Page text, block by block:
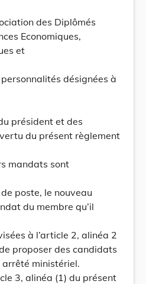
des Diplômés
Economiques,
et
désignées à
président et des
du présent règlement
mandats sont
poste, le nouveau
du membre qu’il
à l’article 2, alinéa 2
proposer des candidats
ministériel.
3, alinéa (1) du présent